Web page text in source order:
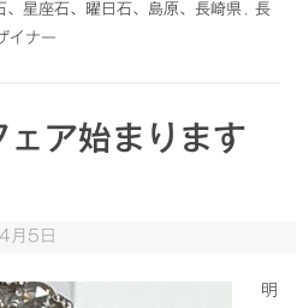
、星座石、曜日石、島原、長崎県
長
イナー
ェア始まります
月5日
明